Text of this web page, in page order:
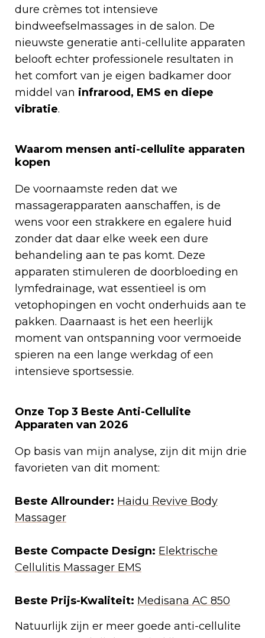
dure crèmes tot intensieve
bindweefselmassages in de salon. De
nieuwste generatie anti-cellulite apparaten
belooft echter professionele resultaten in
het comfort van je eigen badkamer door
middel van infrarood, EMS en diepe
vibratie.
Waarom mensen anti-cellulite apparaten
kopen
De voornaamste reden dat we
massagerapparaten aanschaffen, is de
wens voor een strakkere en egalere huid
zonder dat daar elke week een dure
behandeling aan te pas komt. Deze
apparaten stimuleren de doorbloeding en
lymfedrainage, wat essentieel is om
vetophopingen en vocht onderhuids aan te
pakken. Daarnaast is het een heerlijk
moment van ontspanning voor vermoeide
spieren na een lange werkdag of een
intensieve sportsessie.
Onze Top 3 Beste Anti-Cellulite
Apparaten van 2026
Op basis van mijn analyse, zijn dit mijn drie
favorieten van dit moment:
Beste Allrounder: Haidu Revive Body
Massager
Beste Compacte Design: Elektrische
Cellulitis Massager EMS
Beste Prijs-Kwaliteit: Medisana AC 850
Natuurlijk zijn er meer goede anti-cellulite